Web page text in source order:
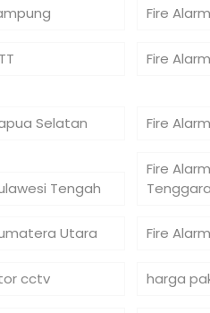
Fire
Fire
Selatan Fire
Tengah
Fire
Tenggara
Utara Fire
cctv harga